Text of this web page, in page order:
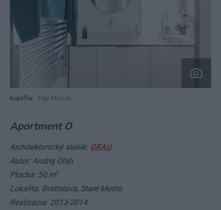
kúpeľňa Filip Marčák
Apartment O
Architektonický ateliér: GRAU
Autor: Andrej Olah
Plocha: 50 m2
Lokalita: Bratislava, Staré Mesto
Realizácia: 2013-2014